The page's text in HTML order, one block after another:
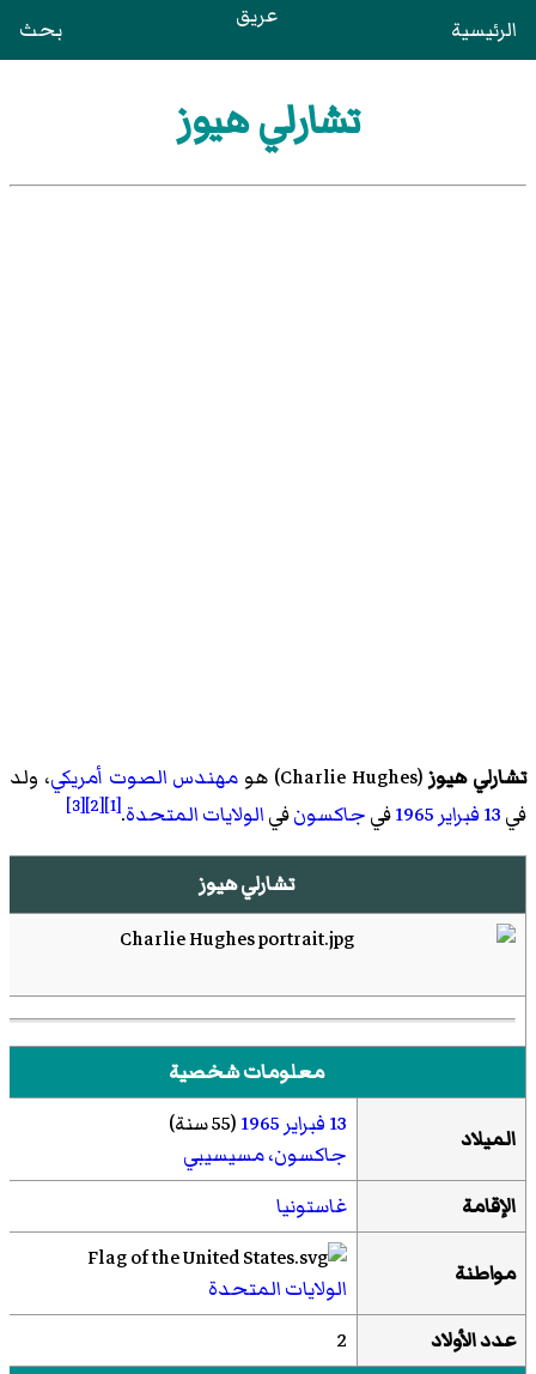
الرئيسية عريق بحث
تشارلي هيوز
تشارلي هيوز(
Charlie Hughes)‏ هو مهندس الصوت أمريكي، ولد
في13 فبراير 1965فيجاكسونفيالولايات المتحدة.
[1]
[2]
[3]
تشارلي هيوز
معلومات شخصية
الميلاد 13 فبراير 1965(55 سنة)
جاكسون، مسيسيبي
الإقامة
غاستونيا
مواطنة
الولايات المتحدة
عدد الأولاد
2